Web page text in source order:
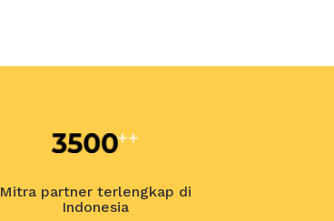
Mitra partner terlengkap di
Indonesia